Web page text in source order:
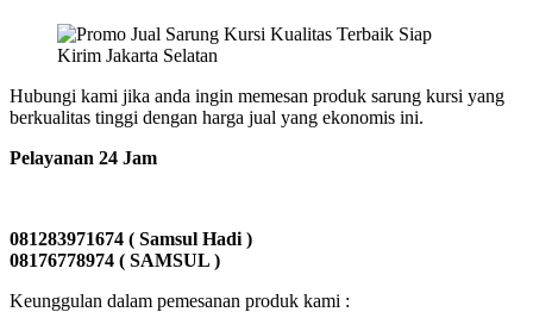
Hubungi kami jika anda ingin memesan produk sarung kursi yang
berkualitas tinggi dengan harga jual yang ekonomis ini.
Pelayanan 24 Jam
081283971674 ( Samsul Hadi )
08176778974 ( SAMSUL )
Keunggulan dalam pemesanan produk kami :